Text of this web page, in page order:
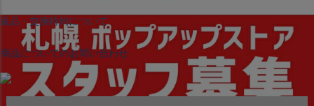
返品・交換特約について
商品についてのお問い合わせ